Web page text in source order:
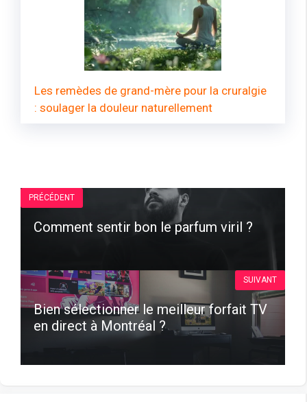
Les remèdes de grand-mère pour la cruralgie
: soulager la douleur naturellement
PRÉCÉDENT
Comment sentir bon le parfum viril ?
Bien sélectionner le meilleur forfait TV
en direct à Montréal ?
SUIVANT